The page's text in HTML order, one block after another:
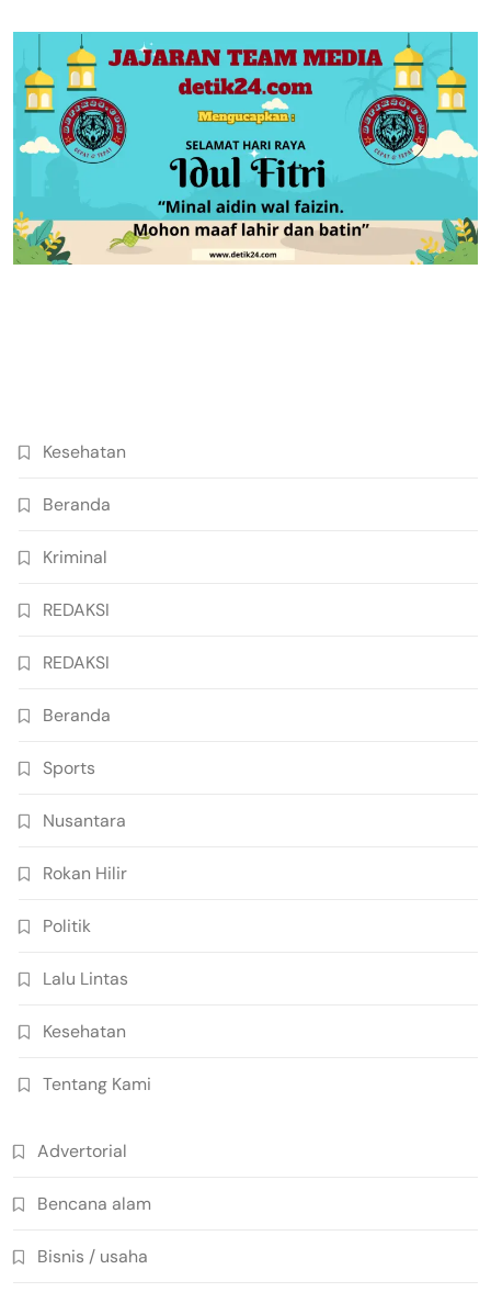
Kesehatan
Beranda
Kriminal
REDAKSI
REDAKSI
Beranda
Sports
Nusantara
Rokan Hilir
Politik
Lalu Lintas
Kesehatan
Tentang Kami
Advertorial
Bencana alam
Bisnis / usaha